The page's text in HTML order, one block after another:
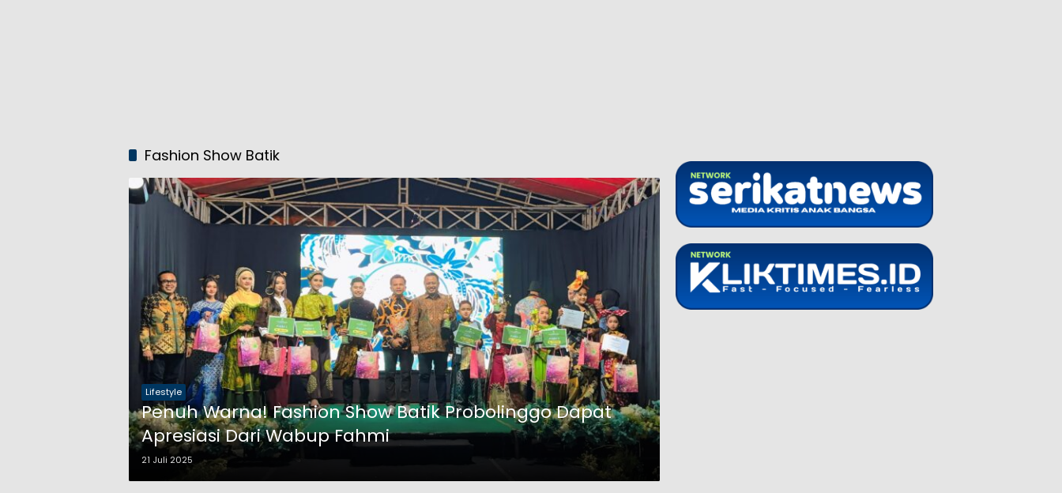
Fashion Show Batik
Lifestyle
Penuh Warna! Fashion Show Batik Probolinggo Dapat
Apresiasi Dari Wabup Fahmi
21 Juli 2025